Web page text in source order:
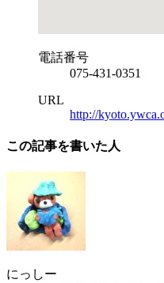
電話番号
075-431-0351
URL
http://
この記事を書いた人
にっしー